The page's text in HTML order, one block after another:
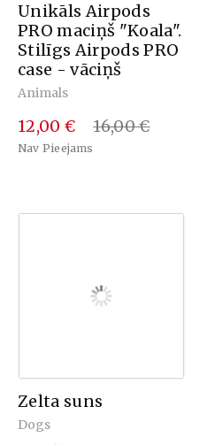
Unikāls Airpods
PRO maciņš "Koala".
Stilīgs Airpods PRO
case - vāciņš
Animals
12,00 € 16,00 €
Nav Pieejams
Zelta suns
Dogs